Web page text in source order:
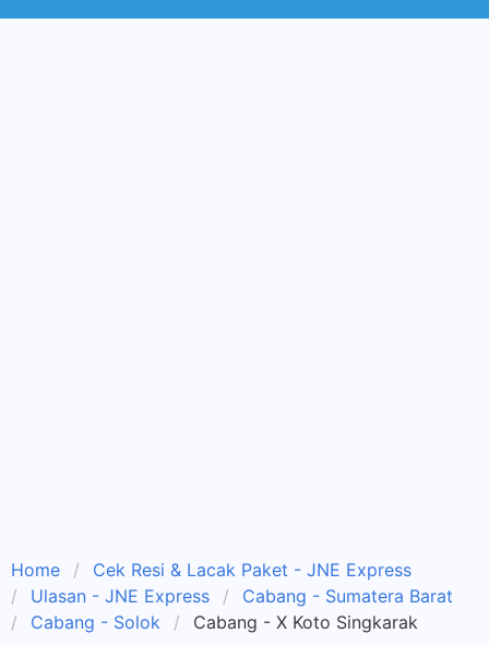
Home
Cek Resi & Lacak Paket - JNE Express
Ulasan - JNE Express
Cabang - Sumatera Barat
Cabang - Solok
Cabang - X Koto Singkarak